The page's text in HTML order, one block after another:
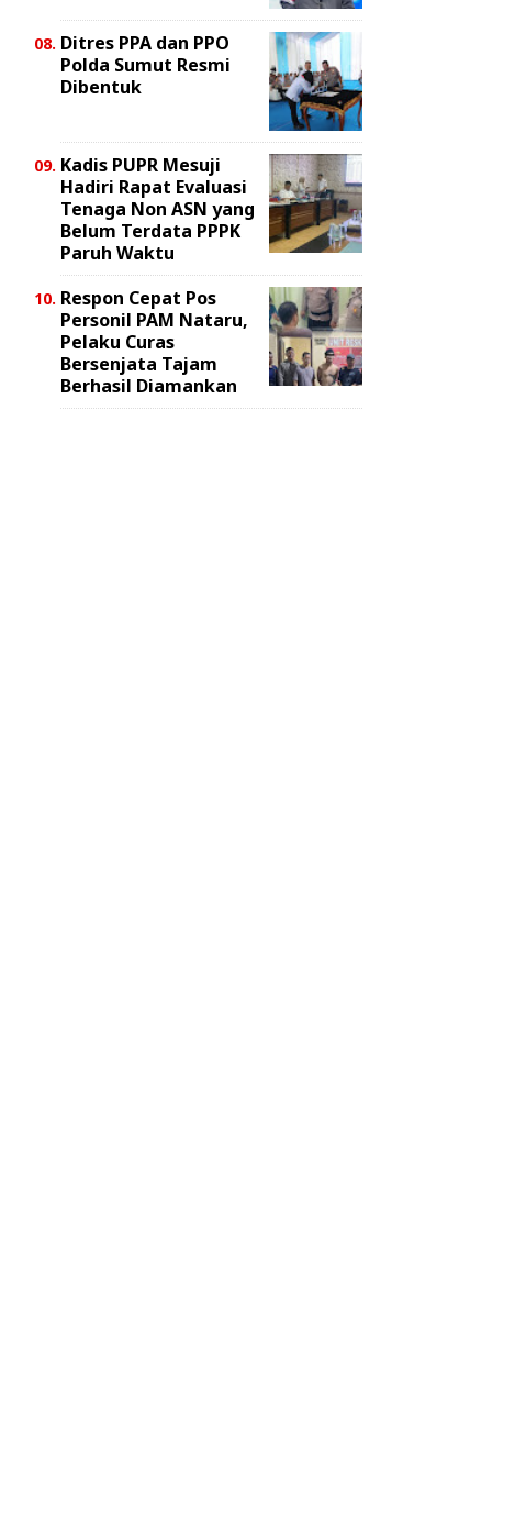
Ditres PPA dan PPO
Polda Sumut Resmi
Dibentuk
Kadis PUPR Mesuji
Hadiri Rapat Evaluasi
Tenaga Non ASN yang
Belum Terdata PPPK
Paruh Waktu
Respon Cepat Pos
Personil PAM Nataru,
Pelaku Curas
Bersenjata Tajam
Berhasil Diamankan